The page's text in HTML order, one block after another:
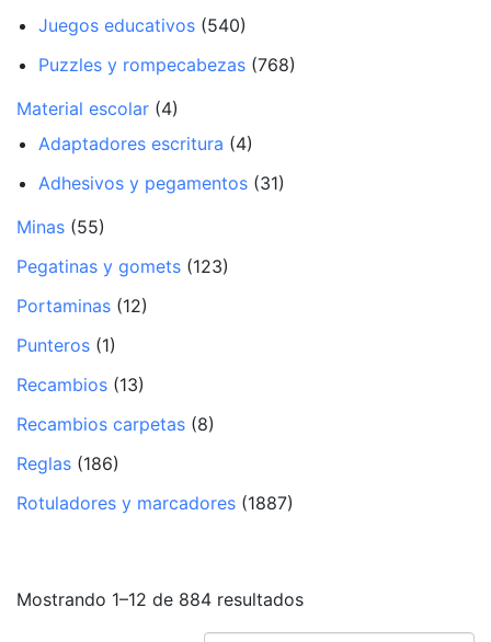
Juegos educativos (540)
Puzzles y rompecabezas (768)
Material escolar (4)
Adaptadores escritura (4)
Adhesivos y pegamentos (31)
Minas (55)
Pegatinas y gomets (123)
Portaminas (12)
Punteros (1)
Recambios (13)
Recambios carpetas (8)
Reglas (186)
Rotuladores y marcadores (1887)
Mostrando 1–12 de 884 resultados